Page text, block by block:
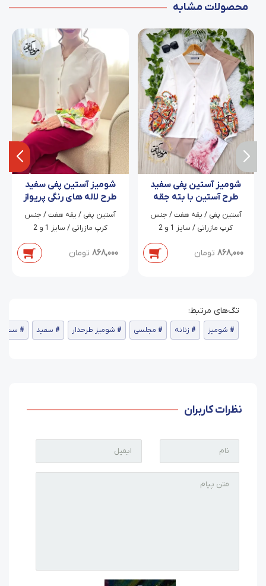
محصولات مشابه
شومیز آستین پفی سفید
طرح آستین با بته جقه
های نارنجی زر دخت
آستین پفی / یقه هفت / جنس
کرپ مازراتی / سایز 1 و 2
868,000 تومان
شومیز آستین پفی سفید
طرح لاله های رنگی پریواز
آستین پفی / یقه هفت / جنس
کرپ مازراتی / سایز 1 و 2
868,000 تومان
شومیز زنانه مجلسی شومیز طرحدار سفید ست
نظرات کاربران